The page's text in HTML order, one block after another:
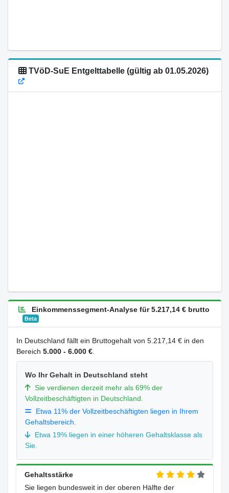
TVöD-SuE Entgelttabelle (gültig ab 01.05.2026)
Einkommenssegment-Analyse für 5.217,14 € brutto
Beta
In Deutschland fällt ein Bruttogehalt von 5.217,14 € in den
Bereich 5.000 - 6.000 €.
Wo Ihr Gehalt in Deutschland steht
Sie verdienen derzeit mehr als 69% der
Vollzeitbeschäftigten in Deutschland.
Etwa 11% der Vollzeitbeschäftigten liegen in Ihrem
Gehaltsbereich.
Etwa 19% liegen in einer höheren Gehaltsklasse als
Sie.
Gehaltsstärke
Sie liegen bundesweit in der oberen Hälfte der